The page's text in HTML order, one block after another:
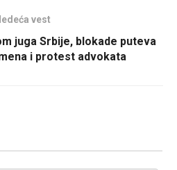
vest
juga Srbije, blokade puteva
i protest advokata